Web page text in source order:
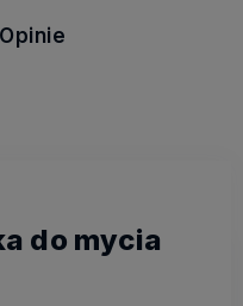
Opinie
do mycia